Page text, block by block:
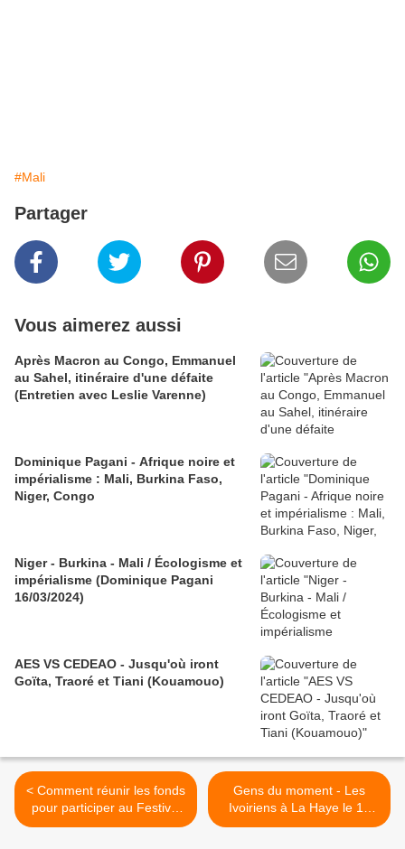
#Mali
Partager
Vous aimerez aussi
Après Macron au Congo, Emmanuel
au Sahel, itinéraire d'une défaite
(Entretien avec Leslie Varenne)
Dominique Pagani - Afrique noire et
impérialisme : Mali, Burkina Faso,
Niger, Congo
Niger - Burkina - Mali / Écologisme et
impérialisme (Dominique Pagani
16/03/2024)
AES VS CEDEAO - Jusqu'où iront
Goïta, Traoré et Tiani (Kouamouo)
< Comment réunir les fonds
pour participer au Festival
d'Avignon ? - 3 questions à
Gens du moment - Les
Ivoiriens à La Haye le 18
juin - Par Raphael Dieye >